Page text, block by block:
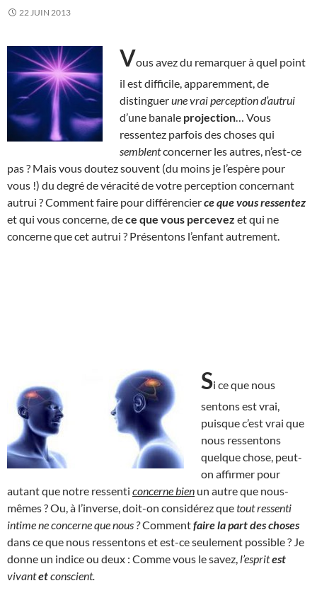
22 JUIN 2013
Vous avez du remarquer à quel point
il est difficile, apparemment, de
distinguerune vrai perception d’autrui
d’une banale projection … Vous
ressentez parfois des choses qui
semblentconcerner les autres, n’est-ce
pas ? Mais vous doutez souvent (du moins je l’espère pour
vous !) du degré de véracité de votre perception concernant
autrui ? Comment faire pour différencierce que vous ressentez
et qui vous concerne, dece que vous percevez et qui ne
concerne que cet autrui ? Présentons l’enfant autrement.
Si ce que nous
sentons est vrai,
puisque c’est vrai que
nous ressentons
quelque chose, peut-
on affirmer pour
autant que notre ressenti concerne bien un autre que nous-
mêmes ? Ou, à l’inverse, doit-on considérez quetout ressenti
intime ne concerne que nous ?Commentfaire la part des choses
dans ce que nous ressentons et est-ce seulement possible ? Je
donne un indice ou deux : Comme vous le savez, l’espritest
vivantetconscient.